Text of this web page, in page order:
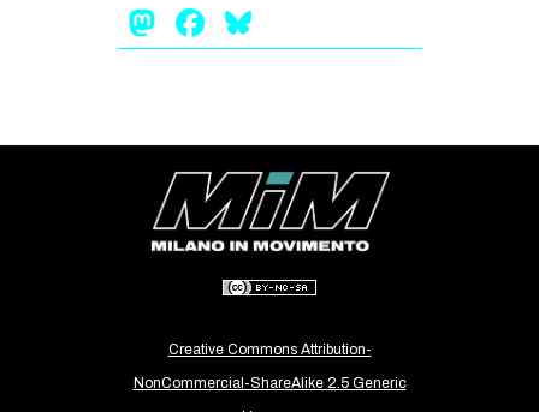
ms
SEARCH
Mastodon
Facebook
Creative Commons Attribution-
NonCommercial-ShareAlike 2.5 Generic